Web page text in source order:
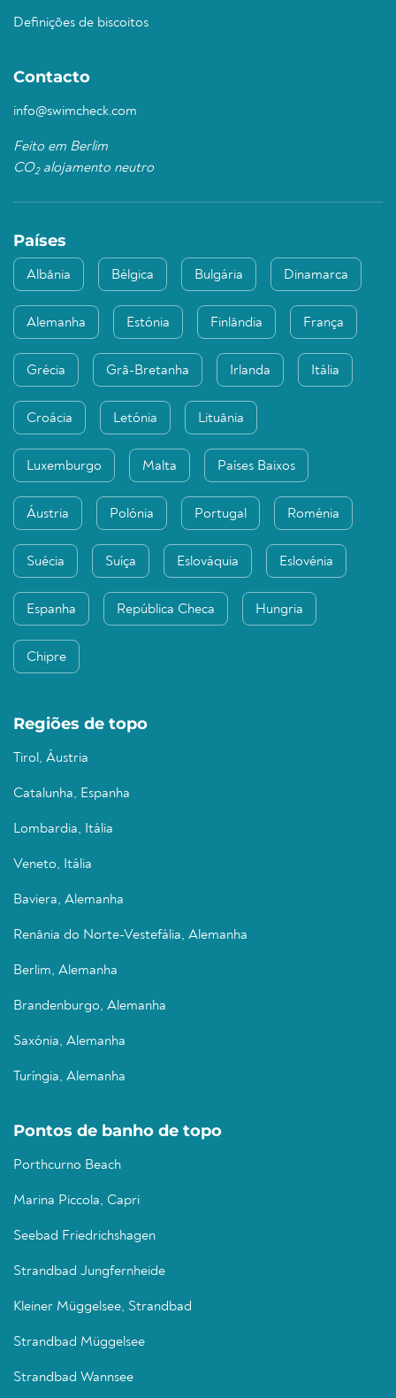
Definições de biscoitos
Contacto
info@swimcheck.com
Feito em Berlim
CO2alojamento neutro
Países
Albânia Bélgica Bulgária Dinamarca
Alemanha Estónia Finlândia França
Grécia Grã-Bretanha Irlanda Itália
Croácia Letónia Lituânia
Luxemburgo Malta Países Baixos
Áustria Polónia Portugal Roménia
Suécia Suíça Eslováquia Eslovénia
Espanha República Checa Hungria
Chipre
Regiões de topo
Tirol, Áustria
Catalunha, Espanha
Lombardia, Itália
Veneto, Itália
Baviera, Alemanha
Renânia do Norte-Vestefália, Alemanha
Berlim, Alemanha
Brandenburgo, Alemanha
Saxónia, Alemanha
Turíngia, Alemanha
Pontos de banho de topo
Porthcurno Beach
Marina Piccola, Capri
Seebad Friedrichshagen
Strandbad Jungfernheide
Kleiner Müggelsee, Strandbad
Strandbad Müggelsee
Strandbad Wannsee